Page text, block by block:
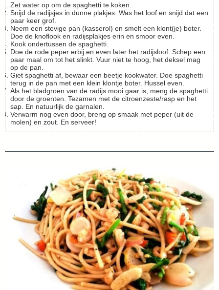
Zet water op om de spaghetti te koken.
Snijd de radijsjes in dunne plakjes. Was het loof en snijd dat een
paar keer grof.
Neem een stevige pan (kasserol) en smelt een klont(je) boter.
Doe de knoflook en radijsplakjes erin en smoor even.
Kook ondertussen de spaghetti.
Doe de rode peper erbij en even later het radijsloof. Schep een
paar maal om tot het slinkt. Vuur niet te hoog, het deksel mag
op de pan.
Giet spaghetti af, bewaar een beetje kookwater. Doe spaghetti
terug in de pan met een klein klontje boter. Hussel even.
Als het bladgroen van de radijs mooi gaar is, meng de spaghetti
door de groenten. Tezamen met de citroenzeste/rasp en het
sap. En natuurlijk de garnalen.
Verwarm nog even door, breng op smaak met peper (uit de
molen) en zout. En serveer!